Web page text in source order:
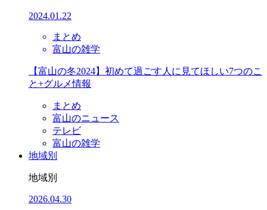
2024.01.22
まとめ
富山の雑学
【富山の冬2024】初めて過ごす人に見てほしい7つのこ
と+グルメ情報
まとめ
富山のニュース
テレビ
富山の雑学
地域別
地域別
2026.04.30